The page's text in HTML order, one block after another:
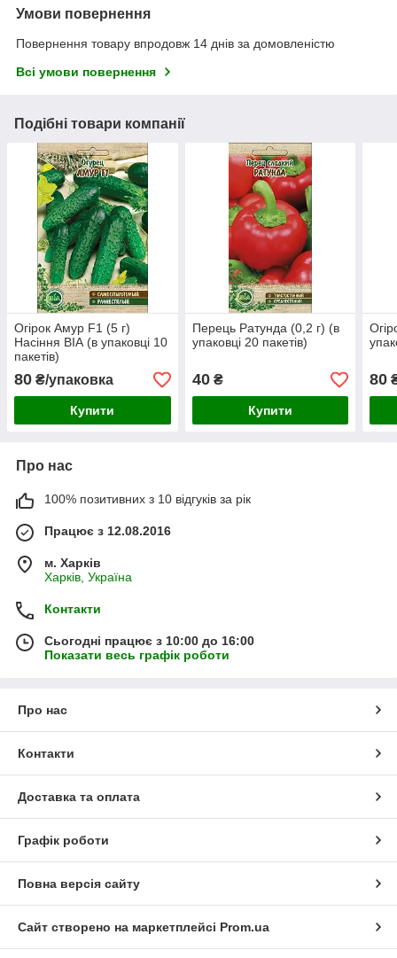
Умови повернення
Повернення товару впродовж 14 днів за домовленістю
Всі умови повернення
Подібні товари компанії
Огірок Амур F1 (5 г)
Насіння ВІА (в упаковці 10
пакетів)
80 ₴/упаковка
Купити
Перець Ратунда (0,2 г) (в
упаковці 20 пакетів)
40₴
Купити
80
Про нас
100% позитивних з 10 відгуків за рік
Працює з 12.08.2016
м. Харків
Харків, Україна
Контакти
Сьогодні працює з 10:00 до 16:00
Показати весь графік роботи
Про нас
Контакти
Доставка та оплата
Графік роботи
Повна версія сайту
Сайт створено на маркетплейсі Prom.ua